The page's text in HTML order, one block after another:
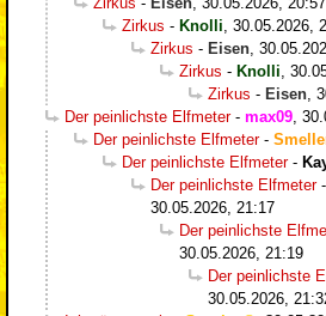
Zirkus - Knolli 30.05.2026,
Zirkus - Eisen
Zirkus - Knolli
Zirkus - Eisen
Der peinlichste Elfmeter- max09
Der peinlichste Elfmeter-
Der peinlichste Elfmeter-
Der peinlichste Elfmeter-
30.05.2026, 21:17
Der peinlichste
30.05.2026, 21:19
Der peinlichste
30.05.2026,